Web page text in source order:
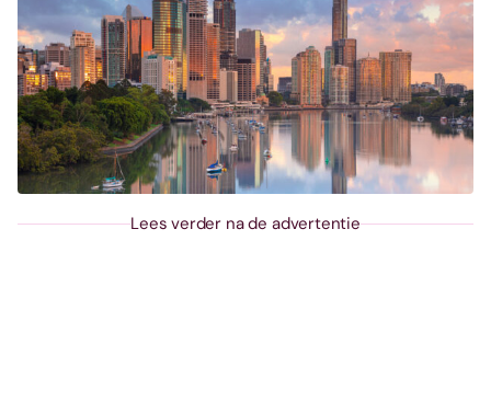
Lees verder na de advertentie